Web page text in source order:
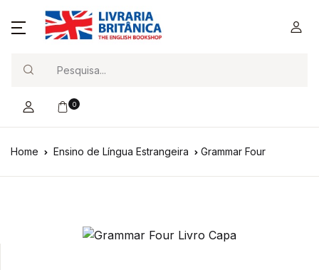
0
Home Ensino de Língua Estrangeira Grammar Four